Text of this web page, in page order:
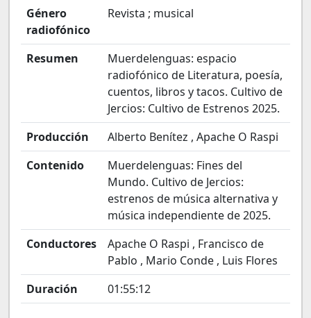
Género
radiofónico
Revista ; musical
Resumen
Muerdelenguas: espacio
radiofónico de Literatura, poesía,
cuentos, libros y tacos. Cultivo de
Jercios: Cultivo de Estrenos 2025.
Producción
Alberto Benítez , Apache O Raspi
Contenido
Muerdelenguas: Fines del
Mundo. Cultivo de Jercios:
estrenos de música alternativa y
música independiente de 2025.
Conductores
Apache O Raspi , Francisco de
Pablo , Mario Conde , Luis Flores
Duración
01:55:12